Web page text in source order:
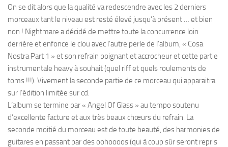
On se dit alors que la qualité va redescendre avec les 2 derniers
morceaux tant le niveau est resté élevé jusqu’à présent … et bien
non ! Nightmare a décidé de mettre toute la concurrence loin
derrière et enfonce le clou avec l’autre perle de l’album, « Cosa
Nostra Part 1 » et son refrain poignant et accrocheur et cette partie
instrumentale heavy à souhait (quel riff et quels roulements de
toms !!!). Vivement la seconde partie de ce morceau qui apparaitra
sur l’édition limitée sur cd.
L’album se termine par « Angel Of Glass » au tempo soutenu
d’excellente facture et aux très beaux chœurs du refrain. La
seconde moitié du morceau est de toute beauté, des harmonies de
guitares en passant par des oohoooos (qui à coup sûr seront repris